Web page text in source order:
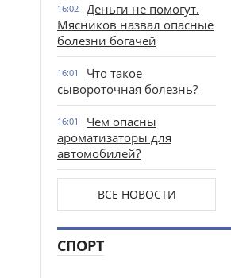
16:02
Деньги не помогут.
Мясников назвал опасные
болезни богачей
16:01
Что такое
сывороточная болезнь?
16:01
Чем опасны
ароматизаторы для
автомобилей?
ВСЕ НОВОСТИ
СПОРТ